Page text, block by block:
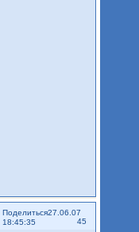
Поделиться
45
27.06.07
18:45:35